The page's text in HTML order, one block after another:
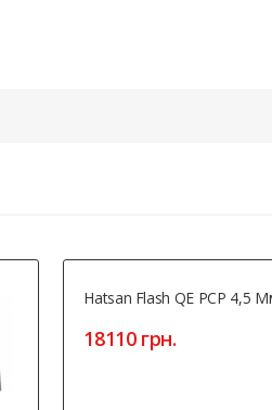
Hatsan Flash QE PCP 4,5
18110 грн.